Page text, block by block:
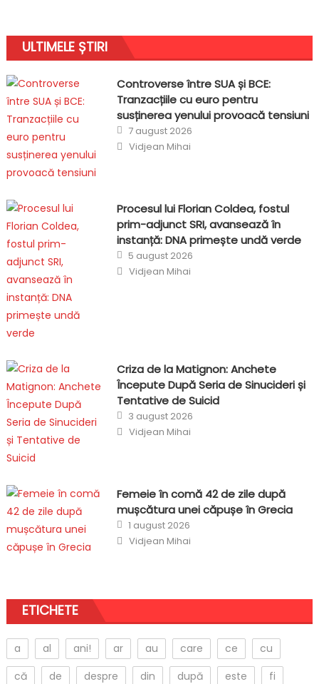
ULTIMELE ȘTIRI
Controverse între SUA și BCE:
Tranzacțiile cu euro pentru
susținerea yenului provoacă tensiuni
Posted
on
7 august 2026
Author
Vidjean Mihai
Procesul lui Florian Coldea, fostul
prim-adjunct SRI, avansează în
instanță: DNA primește undă verde
Posted
on
5 august 2026
Author
Vidjean Mihai
Criza de la Matignon: Anchete
Începute După Seria de Sinucideri și
Tentative de Suicid
Posted
on
3 august 2026
Author
Vidjean Mihai
Femeie în comă 42 de zile după
mușcătura unei căpușe în Grecia
Posted
on
1 august 2026
Author
Vidjean Mihai
ETICHETE
a al ani! ar au care ce
cu
că
de despre din după este
fi